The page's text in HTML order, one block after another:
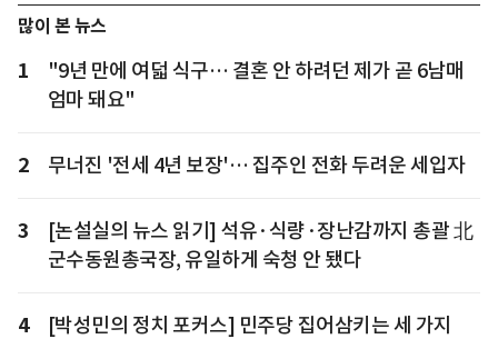
많이 본 뉴스
1
"9년 만에 여덟 식구… 결혼 안 하려던 제가 곧 6남매
엄마 돼요"
2 무너진 '전세 4년 보장'… 집주인 전화 두려운 세입자
3
[논설실의 뉴스 읽기] 석유·식량·장난감까지 총괄 北
군수동원총국장, 유일하게 숙청 안 됐다
4
[박성민의 정치 포커스] 민주당 집어삼키는 세 가지